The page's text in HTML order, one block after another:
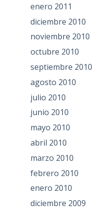
enero 2011
diciembre 2010
noviembre 2010
octubre 2010
septiembre 2010
agosto 2010
julio 2010
junio 2010
mayo 2010
abril 2010
marzo 2010
febrero 2010
enero 2010
diciembre 2009